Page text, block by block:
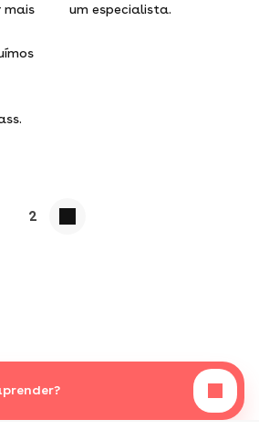
mais
um especialista.
2